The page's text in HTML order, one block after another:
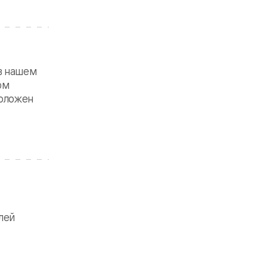
нашем